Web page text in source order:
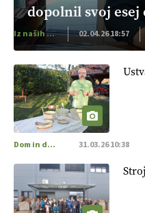
dopolnil svoj
Iz naših krajev 02.04.26 18:57
Dom in družina 31.03.26 10:38